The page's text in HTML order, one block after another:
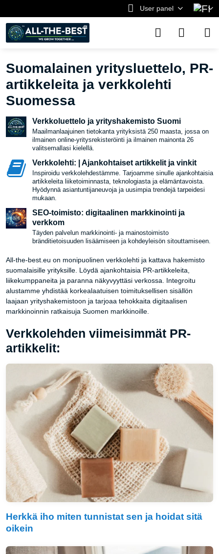
User panel
Suomalainen yritysluettelo, PR-
artikkeleita ja verkkolehti
Suomessa
Verkkoluettelo ja yrityshakemisto Suomi
Maailmanlaajuinen tietokanta yrityksistä 250 maasta, jossa on
ilmainen online-yritysrekisteröinti ja ilmainen mainonta 26
valitsemallasi kielellä.
Verkkolehti: | Ajankohtaiset artikkelit ja vinkit
Inspiroidu verkkolehdestämme. Tarjoamme sinulle ajankohtaisia
​​artikkeleita liiketoiminnasta, teknologiasta ja elämäntavoista.
Hyödynnä asiantuntijaneuvoja ja uusimpia trendejä tarpeidesi
mukaan.
SEO-toimisto: digitaalinen markkinointi ja
verkkom
Täyden palvelun markkinointi- ja mainostoimisto
bränditietoisuuden lisäämiseen ja kohdeyleisön sitouttamiseen.
All-the-best.eu on monipuolinen verkkolehti ja kattava hakemisto
suomalaisille yrityksille. Löydä ajankohtaisia PR-artikkeleita,
liikekumppaneita ja paranna näkyvyyttäsi verkossa. Integroitu
alustamme yhdistää korkealaatuisen toimituksellisen sisällön
laajaan yrityshakemistoon ja tarjoaa tehokkaita digitaalisen
markkinoinnin ratkaisuja Suomen markkinoille.
Verkkolehden viimeisimmät PR-
artikkelit:
Herkkä iho miten tunnistat sen ja hoidat sitä
oikein